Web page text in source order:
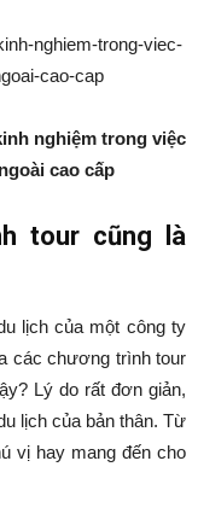
nghiệm trong việc
cao cấp
tour cũng là
lịch của một công ty
các chương trình tour
Lý do rất đơn giản,
lịch của bản thân. Từ
vị hay mang đến cho